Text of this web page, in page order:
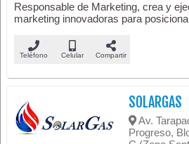
Responsable de Marketing, crea y
marketing innovadoras para
Teléfono Celular Compartir
SOLARGAS
Av.
Progreso,